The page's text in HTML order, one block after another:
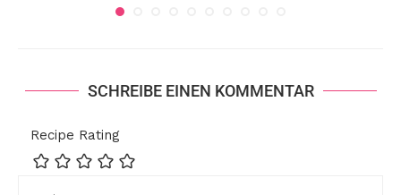
SCHREIBE EINEN KOMMENTAR
Recipe Rating